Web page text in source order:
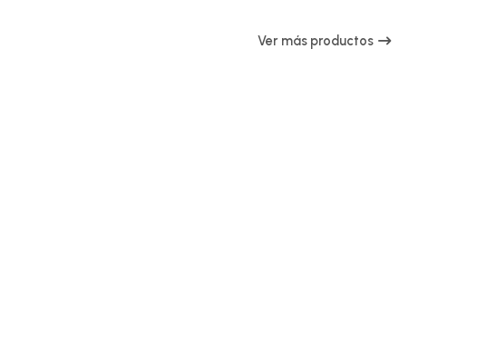
Ver más productos